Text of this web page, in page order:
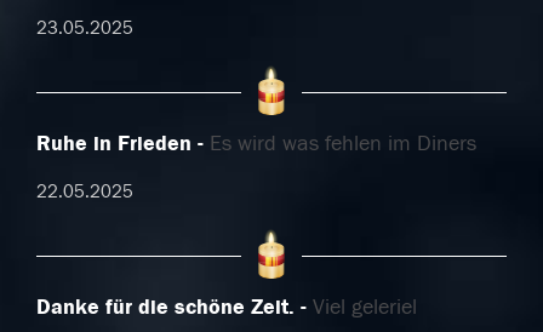
23.05.2025
Ruhe in Frieden Es wird was fehlen im Diners
22.05.2025
Danke für die schöne Zeit. Viel geleriel